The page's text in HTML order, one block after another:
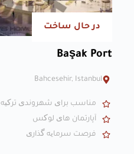
در حال ساخت
Başak Port
Bahcesehir, Istanbul
مناسب برای شهروندی ترکیه
آپارتمان های لوکس
فرصت سرمایه گذاری